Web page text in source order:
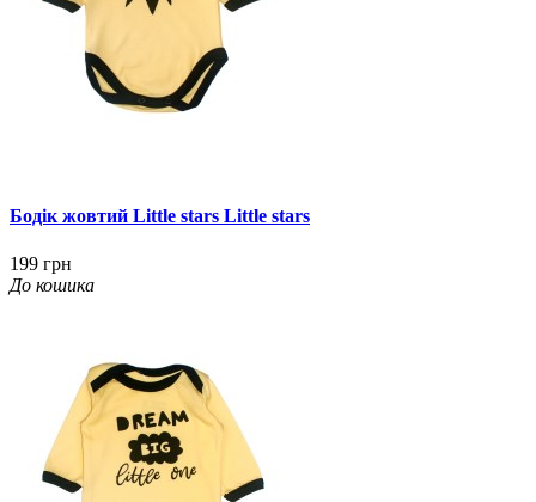
Бодік жовтий Little stars Little stars
199 грн
До кошика